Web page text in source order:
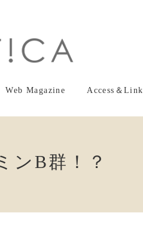
Web Magazine Access＆Link
ンB群！？